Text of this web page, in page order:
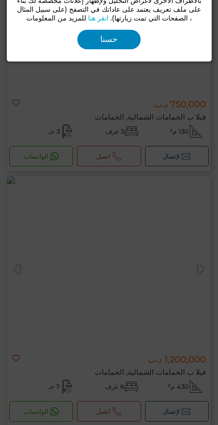
750,000 د.ت
فيلا ب الحمامات الشمالية, الحمامات
130 م² 3 غرف 3 حـ
لإتصال اتصل الواتساب
1,200,000 د.ت
فيلا ب الحمامات الشمالية, الحمامات
430 م² 6 غرف 7 حـ
لإتصال اتصل الواتساب
على ملف تعريف يعتمد على عاداتك في التصفح (على سبيل المثال
، الصفحات التي تمت زيارتها). انقر هنا للمزيد من المعلومات
حسنا